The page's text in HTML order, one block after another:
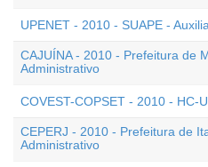
UPENET - 2010 - SUAPE -
CAJUÍNA - 2010 - Prefeitura de
Administrativo
COVEST-COPSET - 2010 - HC-
CEPERJ - 2010 - Prefeitura de
Administrativo